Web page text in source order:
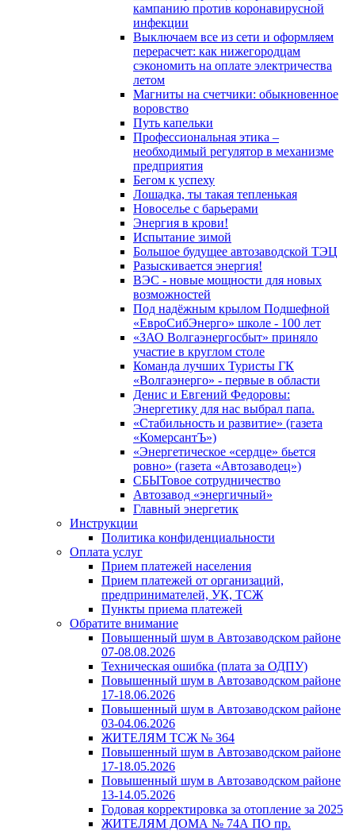
кампанию против коронавирусной
инфекции
Выключаем все из сети и оформляем
перерасчет: как нижегородцам
сэкономить на оплате электричества
летом
Магниты на счетчики: обыкновенное
воровство
Путь капельки
Профессиональная этика –
необходимый регулятор в механизме
предприятия
Бегом к успеху
Лошадка, ты такая тепленькая
Новоселье с барьерами
Энергия в крови!
Испытание зимой
Большое будущее автозаводской ТЭЦ
Разыскивается энергия!
ВЭС - новые мощности для новых
возможностей
Под надёжным крылом Подшефной
«ЕвроСибЭнерго» школе - 100 лет
«ЗАО Волгаэнергосбыт» приняло
участие в круглом столе
Команда лучших Туристы ГК
«Волгаэнерго» - первые в области
Денис и Евгений Федоровы:
Энергетику для нас выбрал папа.
«Стабильность и развитие» (газета
«КомерсантЪ»)
«Энергетическое «сердце» бьется
ровно» (газета «Автозаводец»)
СБЫТовое сотрудничество
Автозавод «энергичный»
Главный энергетик
Инструкции
Политика конфиденциальности
Оплата услуг
Прием платежей населения
Прием платежей от организаций,
предпринимателей, УК, ТСЖ
Пункты приема платежей
Обратите внимание
Повышенный шум в Автозаводском районе
07-08.08.2026
Техническая ошибка (плата за ОДПУ)
Повышенный шум в Автозаводском районе
17-18.06.2026
Повышенный шум в Автозаводском районе
03-04.06.2026
ЖИТЕЛЯМ ТСЖ № 364
Повышенный шум в Автозаводском районе
17-18.05.2026
Повышенный шум в Автозаводском районе
13-14.05.2026
Годовая корректировка за отопление за 2025
ЖИТЕЛЯМ ДОМА № 74А ПО пр.